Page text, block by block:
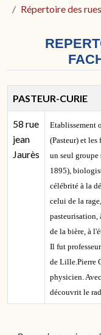
Répertoire des rues
PASTEUR-CURIE
58 rue
jean
Jaurès
Etablissement
(Pasteur) et
un seul
1895),
célébrité à la
celui de la
pasteurisation,
de la bière, à
Il fut
de Lille.Pierre
physicien.
découvrit le